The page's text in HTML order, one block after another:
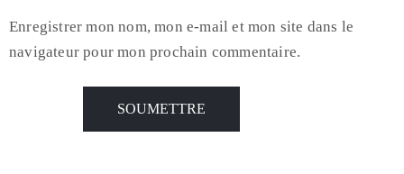
Enregistrer mon nom, mon e-mail et mon site dans le
navigateur pour mon prochain commentaire.